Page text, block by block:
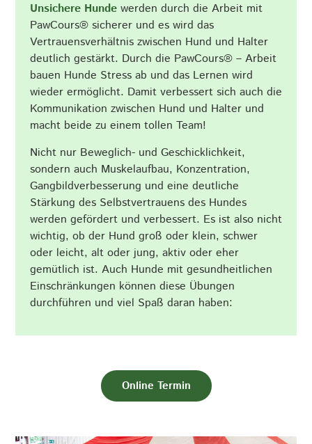
Unsichere Hundewerden durch die Arbeit mit
PawCours® sicherer und es wird das
Vertrauensverhältnis zwischen Hund und Halter
deutlich gestärkt. Durch die PawCours® – Arbeit
bauen Hunde Stress ab und das Lernen wird
wieder ermöglicht. Damit verbessert sich auch die
Kommunikation zwischen Hund und Halter und
macht beide zu einem tollen Team!
Nicht nur Beweglich- und Geschicklichkeit,
sondern auch Muskelaufbau, Konzentration,
Gangbildverbesserung und eine deutliche
Stärkung des Selbstvertrauens des Hundes
werden gefördert und verbessert. Es ist also nicht
wichtig, ob der Hund groß oder klein, schwer
oder leicht, alt oder jung, aktiv oder eher
gemütlich ist. Auch Hunde mit gesundheitlichen
Einschränkungen können diese Übungen
durchführen und viel Spaß daran haben:
Online Termin